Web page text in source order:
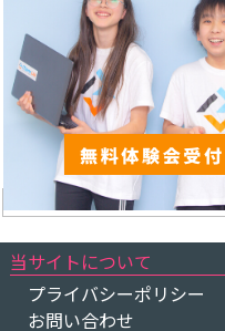
当サイトについて
プライバシーポリシー
お問い合わせ